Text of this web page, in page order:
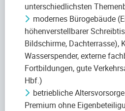
unterschiedlichsten
modernes Bürogebäude
höhenverstellbarer
Bildschirme, Dachterrasse),
Wasserspender, externe
Fortbildungen, gute
Hbf.)
betriebliche
Premium ohne